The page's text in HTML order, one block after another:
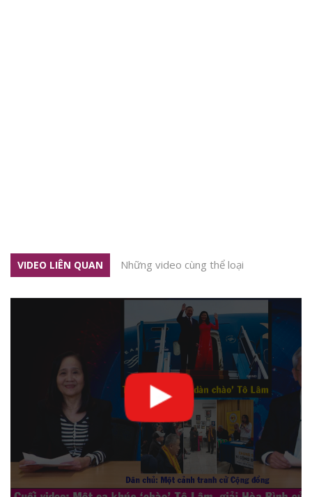
VIDEO LIÊN QUAN Những video cùng thể loại